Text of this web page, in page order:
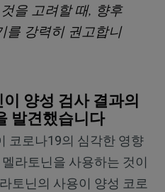
을 고려할 때, 향후
를 강력히 권고합니
양성 검사 결과의
발견했습니다
코로나19의 심각한 영향
라토닌을 사용하는 것이
토닌의 사용이 양성 코로